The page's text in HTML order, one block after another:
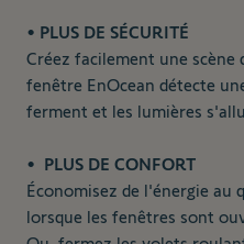
• PLUS DE SÉCURITÉ
Créez facilement une scène
fenêtre EnOcean détecte
ferment et les lumières
• PLUS DE CONFORT
Économisez de l'énergie au
lorsque les fenêtres sont